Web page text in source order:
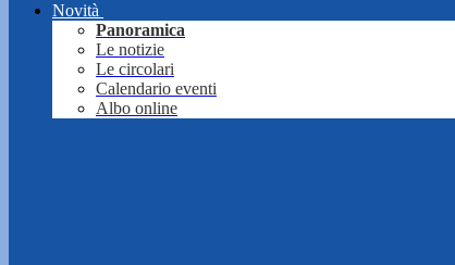
Novità
Panoramica
Le notizie
Le circolari
Calendario eventi
Albo online